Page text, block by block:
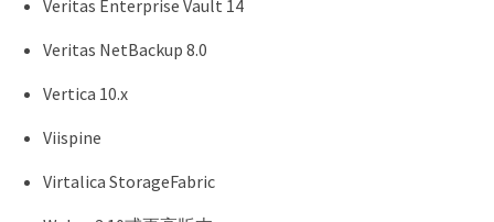
Veritas Enterprise Vault 14
Veritas NetBackup 8.0
Vertica 10.x
Viispine
Virtalica StorageFabric